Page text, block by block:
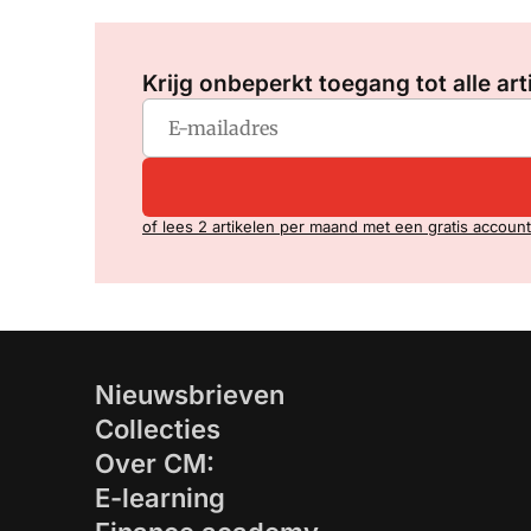
Krijg onbeperkt toegang tot alle
of lees 2 artikelen per maand met een gratis account
Nieuwsbrieven
Collecties
Over CM:
E-learning